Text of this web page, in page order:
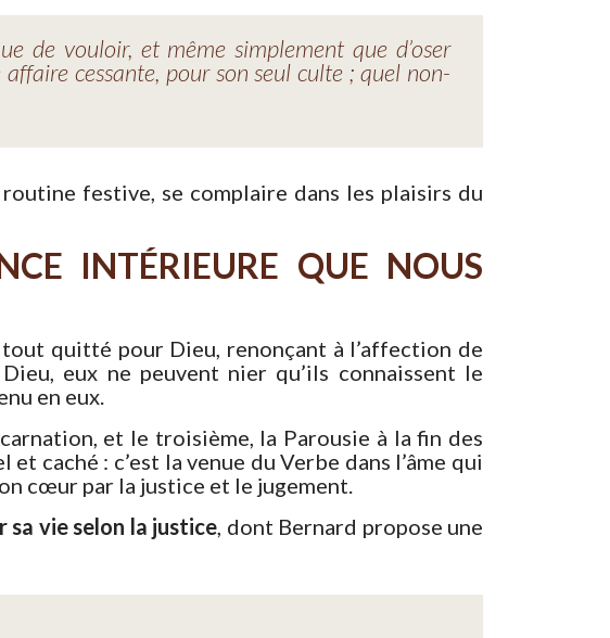
de vouloir, et même simplement que d’oser
cessante, pour son seul culte ; quel non-
festive, se complaire dans les plaisirs du
INTÉRIEURE QUE NOUS
quitté pour Dieu, renonçant à l’affection de
eux ne peuvent nier qu’ils connaissent le
en eux.
et le troisième, la Parousie à la fin des
caché : c’est la venue du Verbe dans l’âme qui
cœur par la justice et le jugement.
vie selon la justice, dont Bernard propose une